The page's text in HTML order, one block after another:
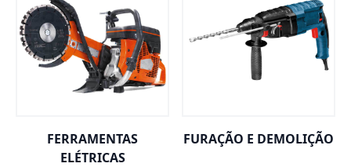
FERRAMENTAS
ELÉTRICAS
FURAÇÃO E DEMOLIÇÃO